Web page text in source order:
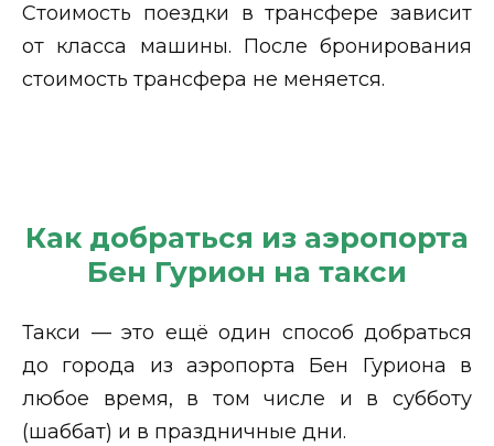
Стоимость поездки в трансфере зависит
от класса машины. После бронирования
стоимость трансфера не меняется.
Как добраться из аэропорта
Бен Гурион на такси
Такси — это ещё один способ добраться
до города из аэропорта Бен Гуриона в
любое время, в том числе и в субботу
(шаббат) и в праздничные дни.